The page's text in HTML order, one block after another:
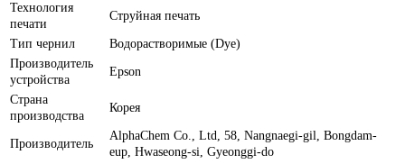
Технология
печати
Струйная печать
Тип чернил
Водорастворимые (Dye)
Производитель
устройства
Epson
Страна
производства
Корея
Производитель
AlphaChem Сo., Ltd, 58, Nangnaegi-gil, Bongdam-
eup, Hwaseong-si, Gyeonggi-do